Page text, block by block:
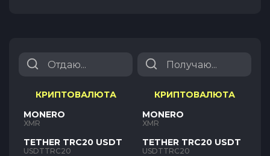
КРИПТОВАЛЮТА
MONERO
XMR
TETHER TRC20 USDT
USDTTRC20
КРИПТОВАЛЮТА
MONERO
XMR
TETHER TRC20 USDT
USDTTRC20